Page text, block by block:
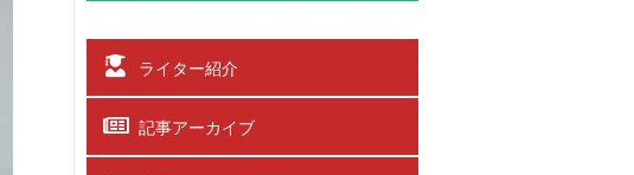
ライター紹介
記事アーカイブ